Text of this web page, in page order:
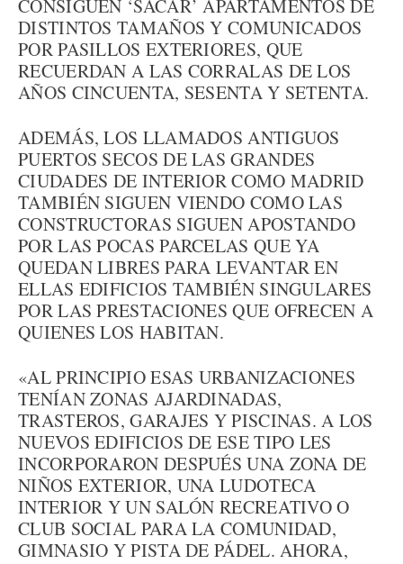
CONSIGUEN ‘SACAR’ APARTAMENTOS DE
DISTINTOS TAMAÑOS Y COMUNICADOS
POR PASILLOS EXTERIORES, QUE
RECUERDAN A LAS CORRALAS DE LOS
AÑOS CINCUENTA, SESENTA Y SETENTA.
ADEMÁS, LOS LLAMADOS ANTIGUOS
PUERTOS SECOS DE LAS GRANDES
CIUDADES DE INTERIOR COMO MADRID
TAMBIÉN SIGUEN VIENDO COMO LAS
CONSTRUCTORAS SIGUEN APOSTANDO
POR LAS POCAS PARCELAS QUE YA
QUEDAN LIBRES PARA LEVANTAR EN
ELLAS EDIFICIOS TAMBIÉN SINGULARES
POR LAS PRESTACIONES QUE OFRECEN A
QUIENES LOS HABITAN.
«AL PRINCIPIO ESAS URBANIZACIONES
TENÍAN ZONAS AJARDINADAS,
TRASTEROS, GARAJES Y PISCINAS. A LOS
NUEVOS EDIFICIOS DE ESE TIPO LES
INCORPORARON DESPUÉS UNA ZONA DE
NIÑOS EXTERIOR, UNA LUDOTECA
INTERIOR Y UN SALÓN RECREATIVO O
CLUB SOCIAL PARA LA COMUNIDAD,
GIMNASIO Y PISTA DE PÁDEL. AHORA,